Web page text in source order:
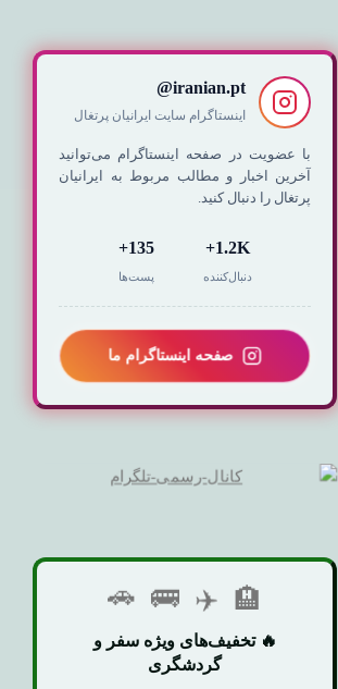
iranian.pt@
اینستاگرام سایت ایرانیان پرتغال
با عضویت در صفحه اینستاگرام می‌توانید
آخرین اخبار و مطالب مربوط به ایرانیان
پرتغال را دنبال کنید.
1.2K+
دنبال‌کننده
135+
پست‌ها
صفحه اینستاگرام ما
🏨
✈️
🚌
🚗
🔥 تخفیف‌های ویژه سفر و
گردشگری